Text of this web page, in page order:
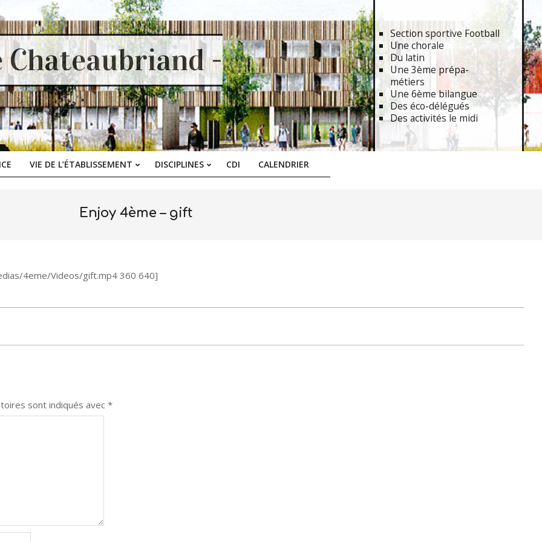
Chateaubriand -
Section sportive Football
Une chorale
Du latin
Une 3ème prépa-
métiers
Une 6ème bilangue
Des éco-délégués
Des activités le midi
Primary
VIE DE L’ÉTABLISSEMENT DISCIPLINES CDI CALENDRIER
Enjoy 4ème – gift
4eme/Videos/gift.mp4 360 640]
sont indiqués avec*